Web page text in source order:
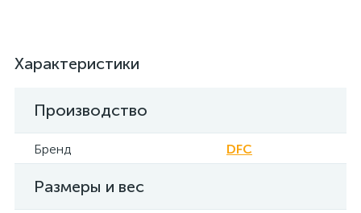
Характеристики
Производство
Бренд DFC
Размеры и вес